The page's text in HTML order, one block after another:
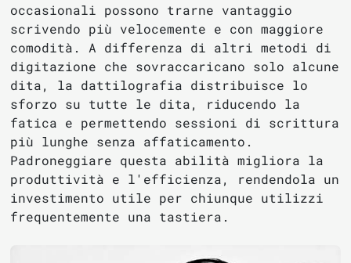
occasionali possono trarne vantaggio
scrivendo più velocemente e con maggiore
comodità. A differenza di altri metodi di
digitazione che sovraccaricano solo alcune
dita, la dattilografia distribuisce lo
sforzo su tutte le dita, riducendo la
fatica e permettendo sessioni di scrittura
più lunghe senza affaticamento.
Padroneggiare questa abilità migliora la
produttività e l'efficienza, rendendola un
investimento utile per chiunque utilizzi
frequentemente una tastiera.